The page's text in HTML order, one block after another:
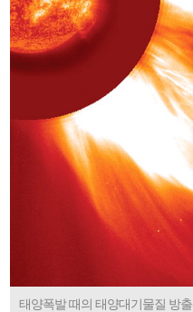
태양폭발 때의 태양대기물질 방